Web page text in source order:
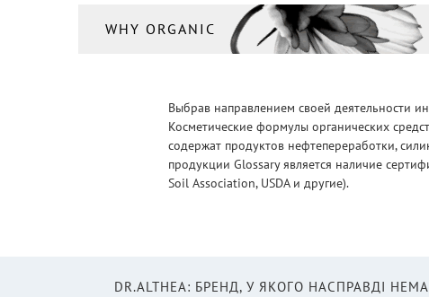
WHY ORGANIC
Выбрав направлением своей деятельности
Косметические формулы органических
содержат продуктов нефтепереработки,
продукции Glossary является наличие
Soil Association, USDA и другие).
DR.ALTHEA: БРЕНД, У ЯКОГО НАСПРАВДІ